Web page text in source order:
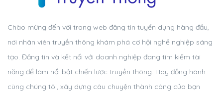
Chào mừng đến với trang web đăng tin tuyển dụng hàng đầu,
nơi nhân viên truyền thông khám phá cơ hội nghề nghiệp sáng
tạo. Đăng tin và kết nối với doanh nghiệp đang tìm kiếm tài
năng để làm nổi bật chiến lược truyền thông. Hãy đồng hành
cùng chúng tôi, xây dựng câu chuyện thành công của bạn